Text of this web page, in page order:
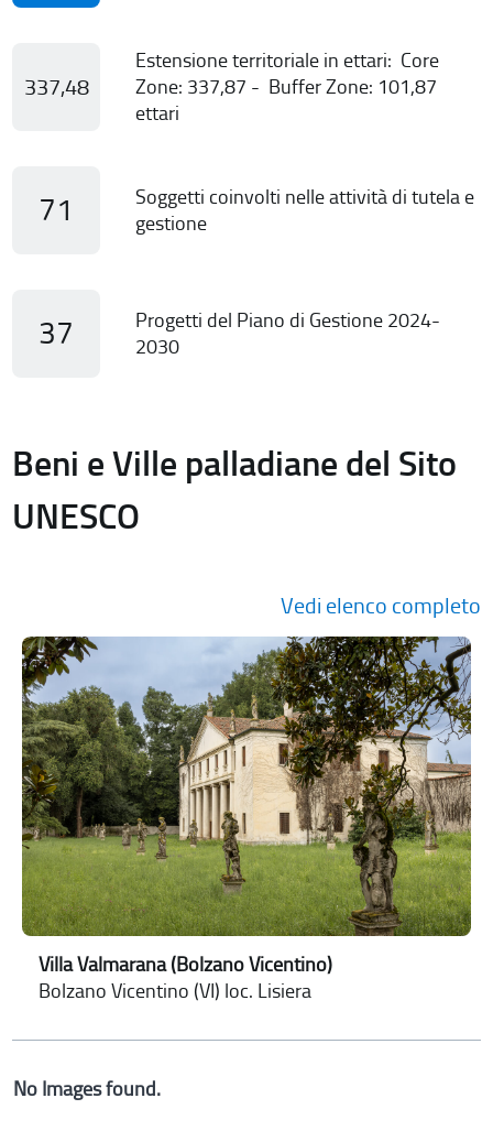
337,48
Estensione territoriale in ettari: Core
Zone: 337,87 - Buffer Zone: 101,87
ettari
71
Soggetti coinvolti nelle attività di tutela e
gestione
37
Progetti del Piano di Gestione 2024-
2030
Beni e Ville palladiane del Sito
UNESCO
Vedi elenco completo
Villa Valmarana (Bolzano Vicentino)
Bolzano Vicentino (VI) loc. Lisiera
No Images found.